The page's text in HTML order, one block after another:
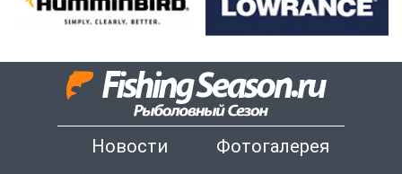
Новости
Фотогалерея